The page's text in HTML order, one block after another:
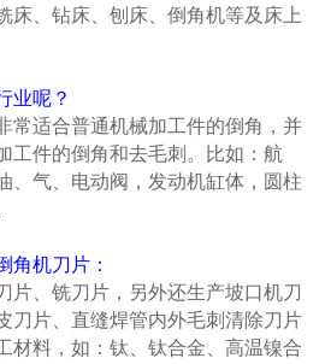
床、钻床、刨床、倒角机等及床上
业呢？
常适合普通机械加工件的倒角，并
工件的倒角和去毛刺。比如：航
、气、电动阀，发动机缸体，圆柱
角机刀片：
片、铣刀片，另外还生产坡口机刀
刀片、直缝焊管内外毛刺清除刀片
材料，如：钛、钛合金、高温镍合